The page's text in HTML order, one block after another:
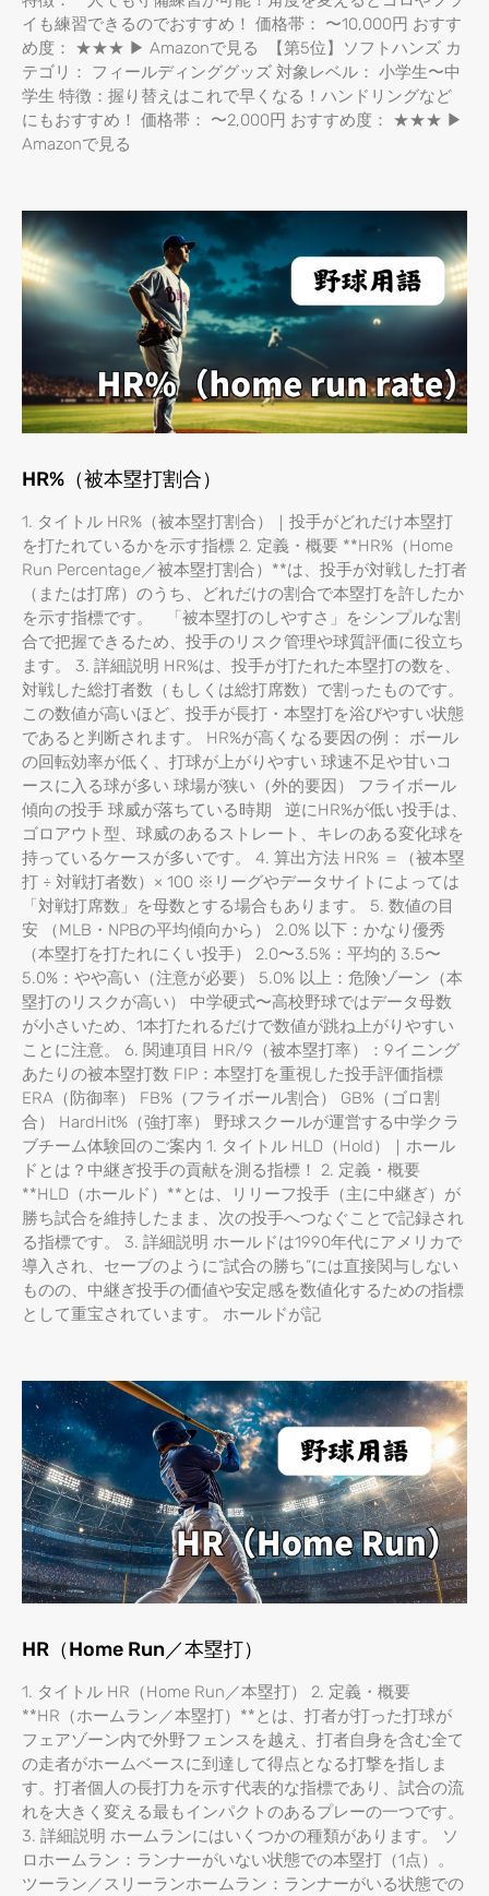
イも練習できるのでおすすめ！ 価格帯： 〜10,000円 おすす
め度： ★★★ ▶ Amazonで見る 【第5位】ソフトハンズ カ
テゴリ： フィールディンググッズ 対象レベル： 小学生〜中
学生 特徴：握り替えはこれで早くなる！ハンドリングなど
にもおすすめ！ 価格帯： 〜2,000円 おすすめ度： ★★★ ▶
Amazonで見る
HR%（被本塁打割合）
1. タイトル HR%（被本塁打割合）｜投手がどれだけ本塁打
を打たれているかを示す指標 2. 定義・概要 **HR%（Home
Run Percentage／被本塁打割合）**は、投手が対戦した打者
（または打席）のうち、どれだけの割合で本塁打を許したか
を示す指標です。 「被本塁打のしやすさ」をシンプルな割
合で把握できるため、投手のリスク管理や球質評価に役立ち
ます。 3. 詳細説明 HR%は、投手が打たれた本塁打の数を、
対戦した総打者数（もしくは総打席数）で割ったものです。
この数値が高いほど、投手が長打・本塁打を浴びやすい状態
であると判断されます。 HR%が高くなる要因の例： ボール
の回転効率が低く、打球が上がりやすい 球速不足や甘いコ
ースに入る球が多い 球場が狭い（外的要因） フライボール
傾向の投手 球威が落ちている時期 逆にHR%が低い投手は、
ゴロアウト型、球威のあるストレート、キレのある変化球を
持っているケースが多いです。 4. 算出方法 HR% ＝（被本塁
打 ÷ 対戦打者数）× 100 ※リーグやデータサイトによっては
「対戦打席数」を母数とする場合もあります。 5. 数値の目
安 （MLB・NPBの平均傾向から） 2.0% 以下：かなり優秀
（本塁打を打たれにくい投手） 2.0〜3.5%：平均的 3.5〜
5.0%：やや高い（注意が必要） 5.0% 以上：危険ゾーン（本
塁打のリスクが高い） 中学硬式〜高校野球ではデータ母数
が小さいため、1本打たれるだけで数値が跳ね上がりやすい
ことに注意。 6. 関連項目 HR/9（被本塁打率）：9イニング
あたりの被本塁打数 FIP：本塁打を重視した投手評価指標
ERA（防御率） FB%（フライボール割合） GB%（ゴロ割
合） HardHit%（強打率） 野球スクールが運営する中学クラ
ブチーム体験回のご案内 1. タイトル HLD（Hold）｜ホール
ドとは？中継ぎ投手の貢献を測る指標！ 2. 定義・概要
**HLD（ホールド）**とは、リリーフ投手（主に中継ぎ）が
勝ち試合を維持したまま、次の投手へつなぐことで記録され
る指標です。 3. 詳細説明 ホールドは1990年代にアメリカで
導入され、セーブのように“試合の勝ち”には直接関与しない
ものの、中継ぎ投手の価値や安定感を数値化するための指標
として重宝されています。 ホールドが記
HR（Home Run／本塁打）
1. タイトル HR（Home Run／本塁打） 2. 定義・概要
**HR（ホームラン／本塁打）**とは、打者が打った打球が
フェアゾーン内で外野フェンスを越え、打者自身を含む全て
の走者がホームベースに到達して得点となる打撃を指しま
す。打者個人の長打力を示す代表的な指標であり、試合の流
れを大きく変える最もインパクトのあるプレーの一つです。
3. 詳細説明 ホームランにはいくつかの種類があります。 ソ
ロホームラン：ランナーがいない状態での本塁打（1点）。
ツーラン／スリーランホームラン：ランナーがいる状態での